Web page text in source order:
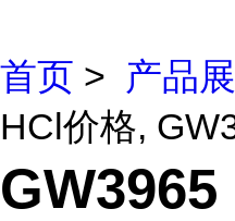
首页 > 产品
HCl价格,